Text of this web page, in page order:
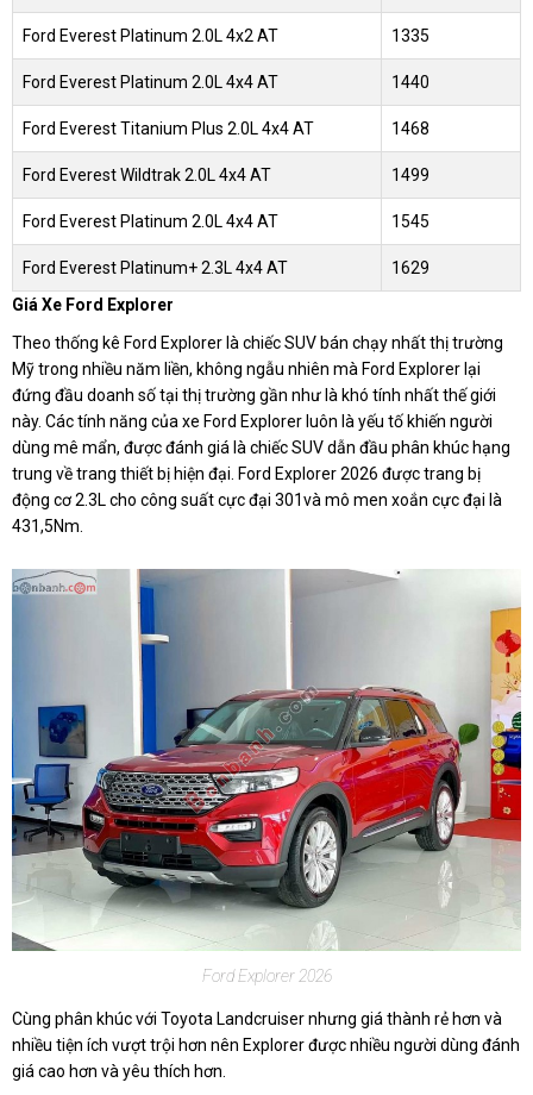
Ford Everest Platinum 2.0L 4x2 AT 1335
Ford Everest Platinum 2.0L 4x4 AT 1440
Ford Everest Titanium Plus 2.0L 4x4 AT 1468
Ford Everest Wildtrak 2.0L 4x4 AT 1499
Ford Everest Platinum 2.0L 4x4 AT 1545
Ford Everest Platinum+ 2.3L 4x4 AT
1629
Giá Xe Ford Explorer
Theo thống kê Ford Explorer là chiếc SUV bán chạy nhất thị trường
Mỹ trong nhiều năm liền, không ngẫu nhiên mà Ford Explorer lại
đứng đầu doanh số tại thị trường gần như là khó tính nhất thế giới
này. Các tính năng của xe Ford Explorer luôn là yếu tố khiến người
dùng mê mẩn, được đánh giá là chiếc SUV dẫn đầu phân khúc hạng
trung về trang thiết bị hiện đại. Ford Explorer 2026 được trang bị
động cơ 2.3L cho công suất cực đại 301và mô men xoắn cực đại là
431,5Nm.
Ford Explorer 2026
Cùng phân khúc với Toyota Landcruiser nhưng giá thành rẻ hơn và
nhiều tiện ích vượt trội hơn nên Explorer được nhiều người dùng đánh
giá cao hơn và yêu thích hơn.